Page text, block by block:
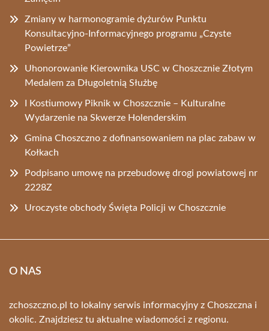
Zmiany w harmonogramie dyżurów Punktu
Konsultacyjno-Informacyjnego programu „Czyste
Powietrze”
Uhonorowanie Kierownika USC w Choszcznie Złotym
Medalem za Długoletnią Służbę
I Kostiumowy Piknik w Choszcznie – Kulturalne
Wydarzenie na Skwerze Holenderskim
Gmina Choszczno z dofinansowaniem na plac zabaw w
Kołkach
Podpisano umowę na przebudowę drogi powiatowej nr
2228Z
Uroczyste obchody Święta Policji w Choszcznie
O NAS
zchoszczno.pl to lokalny serwis informacyjny z Choszczna i
okolic. Znajdziesz tu aktualne wiadomości z regionu.